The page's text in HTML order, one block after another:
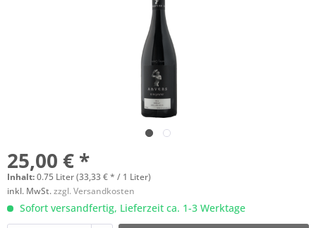
25,00 € *
Inhalt:0.75 Liter (33,33 € * / 1 Liter)
inkl. MwSt.zzgl. Versandkosten
Sofort versandfertig, Lieferzeit ca. 1-3 Werktage